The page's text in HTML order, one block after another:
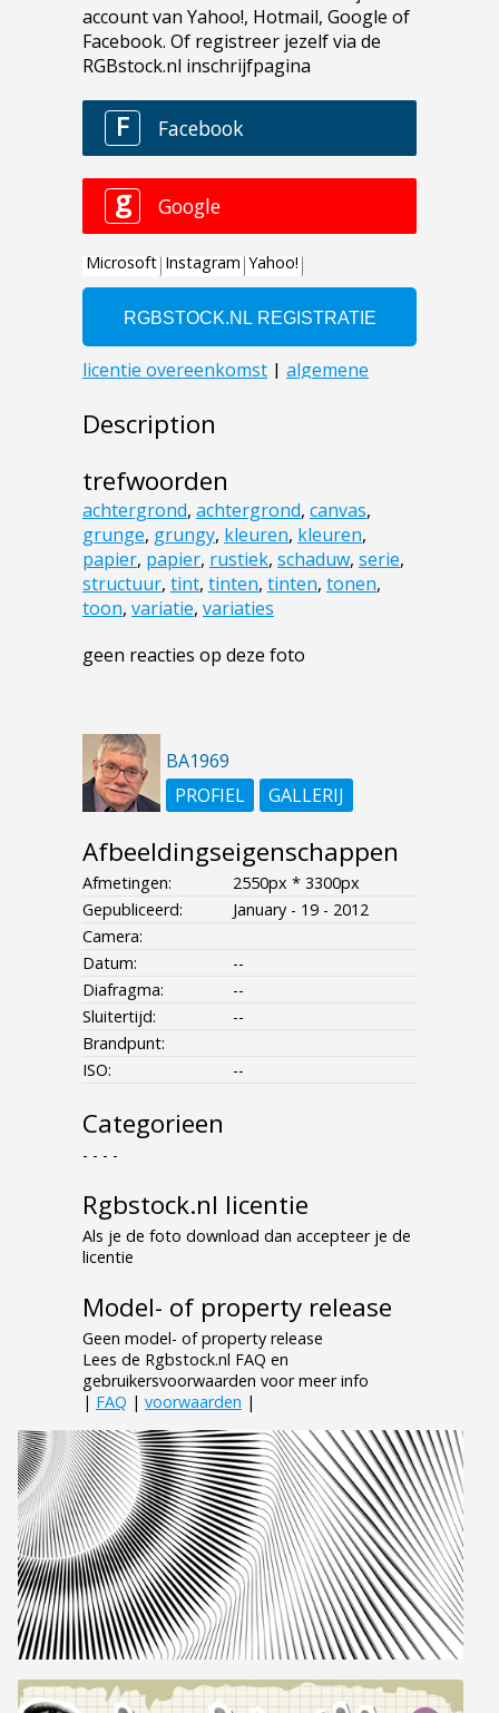
Description
trefwoorden
achtergrond, achtergrond, canvas,
grunge, grungy, kleuren, kleuren,
papier, papier, rustiek, schaduw, serie,
structuur, tint, tinten, tinten, tonen,
toon, variatie, variaties
geen reacties op deze foto
BA1969
PROFIEL
GALLERIJ
Afbeeldingseigenschappen
Afmetingen:
2550px * 3300px
Gepubliceerd:
January - 19 - 2012
Camera:
Datum:
--
Diafragma:
--
Sluitertijd:
--
Brandpunt:
ISO:
--
Categorieen
- - - -
Rgbstock.nl licentie
Als je de foto download dan accepteer je de
licentie
Model- of property release
Geen model- of property release
Lees de Rgbstock.nl FAQ en
gebruikersvoorwaarden voor meer info
| FAQ | voorwaarden |